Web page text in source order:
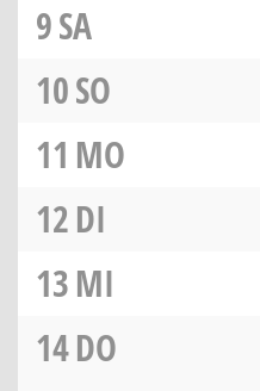
9SA
10SO
11 MO
12DI
13MI
14DO